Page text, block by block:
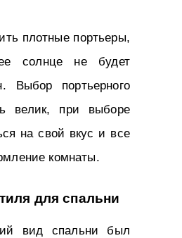
плотные портьеры,
солнце не будет
Выбор портьерного
велик, при выборе
на свой вкус и все
комнаты.
для спальни
вид спальни был